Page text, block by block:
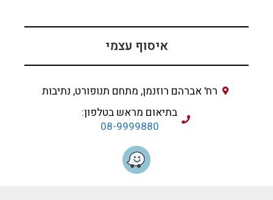
איסוף עצמי
רח' אברהם רוזנמן, מתחם תנופורט, נתיבות
בתיאום מראש בטלפון:
08-9999880